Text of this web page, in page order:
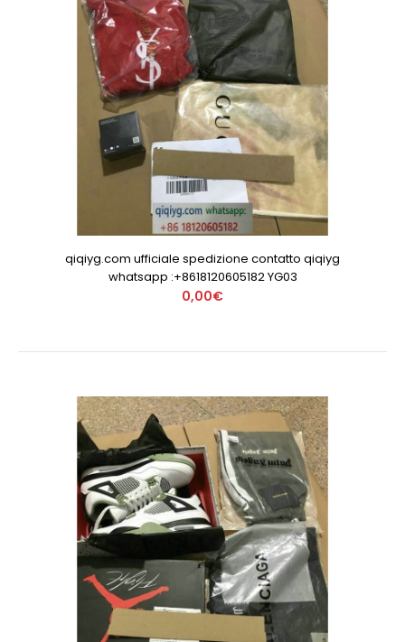
qiqiyg.com ufficiale spedizione contatto qiqiyg
whatsapp :+8618120605182 YG03
0,00€